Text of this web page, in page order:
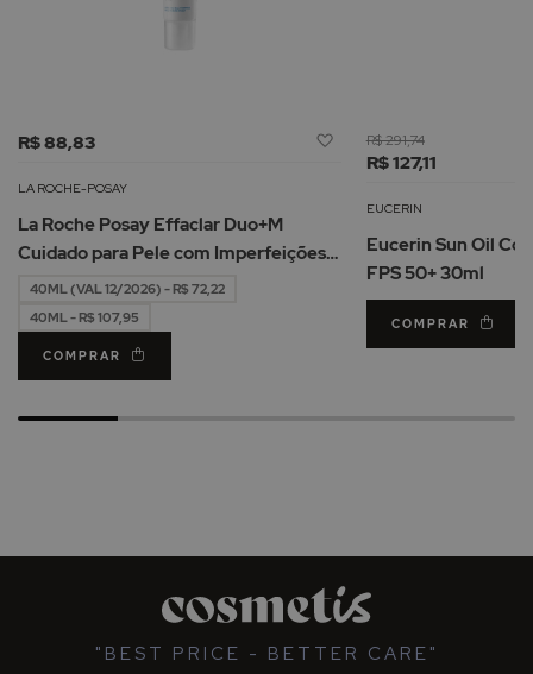
R$ 88,83
Adicionar
Desejos
LA ROCHE-POSAY
La Roche Posay Effaclar Duo+M
Cuidado para Pele com Imperfeições
40ml
40ML (VAL 12/2026) - R$ 72,22
40ML - R$ 107,95
COMPRAR
R$ 127,11
R$ 291,74
EUCERIN
Eucerin Sun Oil
FPS 50+ 30ml
COMPRAR
"BEST PRICE - BETTER CARE"